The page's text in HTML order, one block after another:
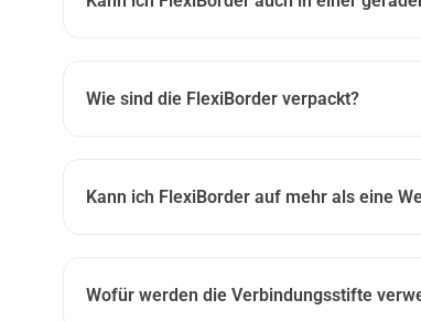
Wie sind die FlexiBorder verpackt?
Kann ich FlexiBorder auf mehr als eine
Wofür werden die Verbindungsstifte